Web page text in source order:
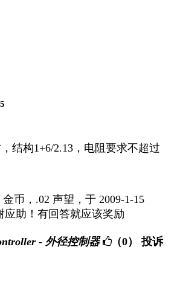
结构1+6/2.13，电阻要求不超过
金币，.02 声望，于 2009-1-15
应助！有回答就应该奖励
- 外径控制器 （0） 投诉